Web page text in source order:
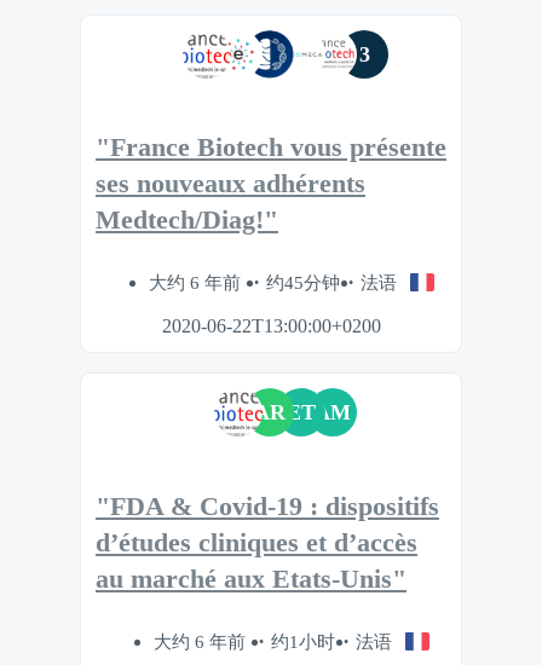
3
"France Biotech vous présente
ses nouveaux adhérents
Medtech/Diag!"
大约 6 年前 约45分钟 法语
2020-06-22T13:00:00+0200
AR ETAM
"FDA & Covid-19 : dispositifs
d’études cliniques et d’accès
au marché aux Etats-Unis"
大约 6 年前 约1小时 法语